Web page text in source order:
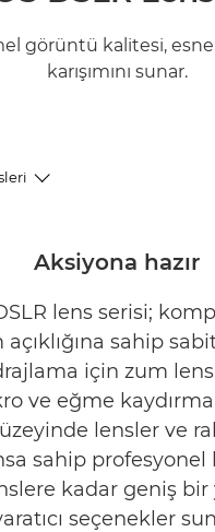
görüntü kalitesi,
karışımını sunar.
Aksiyona hazır
lens serisi;
sahip
için zum
ve eğme
lensler ve
sahip profesyonel
kadar geniş bir
seçenekler